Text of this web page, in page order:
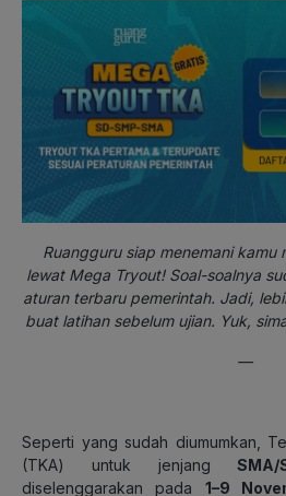
Ruangguru siap menemani kamu
lewat Mega Tryout! Soal-soalnya
aturan terbaru pemerintah. Jadi,
buat latihan sebelum ujian. Yuk,
—
Seperti yang sudah diumumkan,
(TKA) untuk jenjangSMA/
diselenggarakan pada 1–9